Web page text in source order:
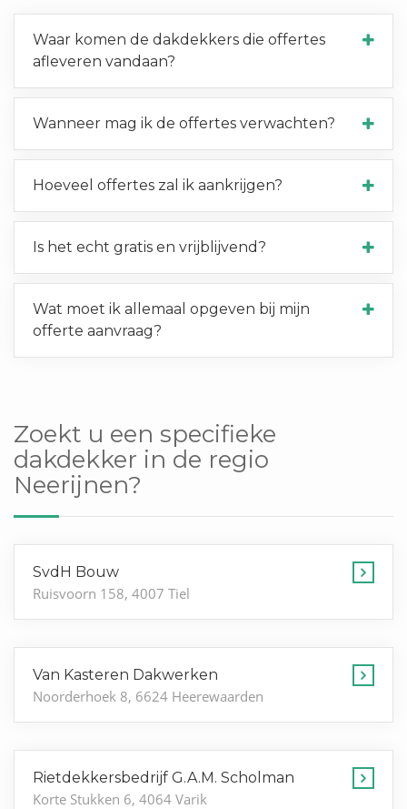
Waar komen de dakdekkers die offertes
afleveren vandaan?
Wanneer mag ik de offertes verwachten?
Hoeveel offertes zal ik aankrijgen?
Is het echt gratis en vrijblijvend?
Wat moet ik allemaal opgeven bij mijn
offerte aanvraag?
Zoekt u een specifieke
dakdekker in de regio
Neerijnen?
SvdH Bouw
Ruisvoorn 158, 4007 Tiel
Van Kasteren Dakwerken
Noorderhoek 8, 6624 Heerewaarden
Rietdekkersbedrijf G.A.M. Scholman
Korte Stukken 6, 4064 Varik